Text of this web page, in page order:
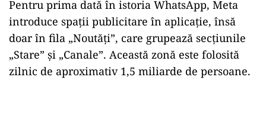
Pentru prima dată în istoria WhatsApp, Meta
introduce spații publicitare în aplicație, însă
doar în fila „Noutăți”, care grupează secțiunile
„Stare” și „Canale”. Această zonă este folosită
zilnic de aproximativ 1,5 miliarde de persoane.